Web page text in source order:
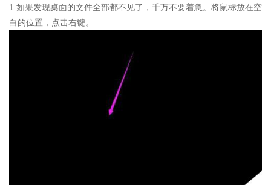
1.如果发现桌面的文件全部都不见了，千万不要着急。将鼠标放在空
白的位置，点击右键。